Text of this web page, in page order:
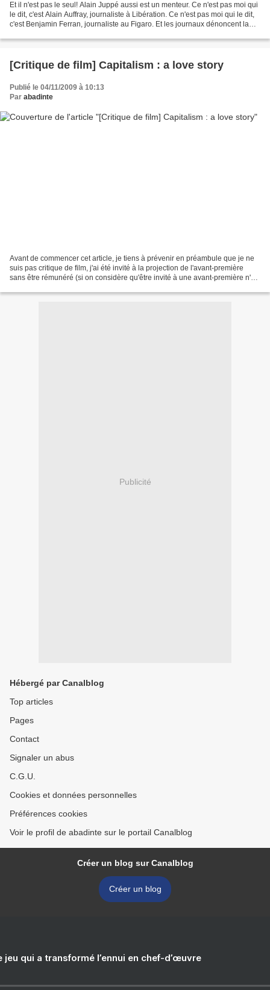
Et il n'est pas le seul! Alain Juppé aussi est un menteur. Ce n'est pas moi qui
le dit, c'est Alain Auffray, journaliste à Libération. Ce n'est pas moi qui le dit,
c'est Benjamin Ferran, journaliste au Figaro. Et les journaux dénoncent la
[Critique de film] Capitalism : a love story
Publié le 04/11/2009 à 10:13
Par abadinte
Avant de commencer cet article, je tiens à prévenir en préambule que je ne
suis pas critique de film, j'ai été invité à la projection de l'avant-première
sans être rémunéré (si on considère qu'être invité à une avant-première n'est
Publicité
Hébergé par Canalblog
Top articles
Pages
Contact
Signaler un abus
C.G.U.
Cookies et données personnelles
Préférences cookies
Voir le profil de abadinte sur le portail Canalblog
Créer un blog sur Canalblog
Créer un blog
jeu qui a transformé l’ennui en chef-d’œuvre